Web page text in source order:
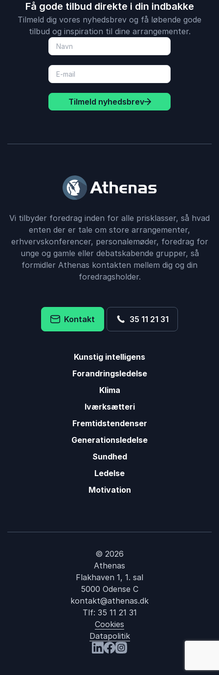
Få gode tilbud direkte i din indbakke
Tilmeld dig vores nyhedsbrev og få løbende gode
tilbud og inspiration til dine arrangementer.
Tilmeld nyhedsbrev
Vi tilbyder foredrag inden for alle prisklasser, så hvad
enten der er tale om store arrangementer,
erhvervskonferencer, personalemøder, foredrag for
unge og gamle eller debatskabende grupper, så
formidler Athenas kontakten mellem dig og din
foredragsholder.
Kontakt 35 11 21 31
Kunstig intelligens
Forandringsledelse
Klima
Iværksætteri
Fremtidstendenser
Generationsledelse
Sundhed
Ledelse
Motivation
© 2026
Athenas
Flakhaven 1, 1. sal
5000 Odense C
kontakt@athenas.dk
Tlf: 35 11 21 31
Cookies
Datapolitik